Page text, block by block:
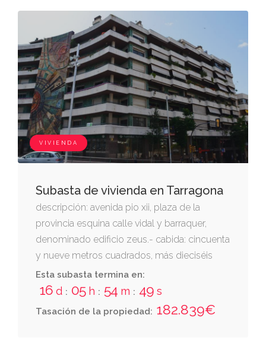
VIVIENDA
Subasta de vivienda en Tarragona
descripción: avenida pio xii, plaza de la
provincia esquina calle vidal y barraquer,
denominado edificio zeus.- cabida: cincuenta
y nueve metros cuadrados, más dieciséis
metros cuadrados de terraza y dos metros
cuadrados de partes comune
Esta subasta termina en:
16 d : 05 h : 54 m : 47 s
Tasación de la propiedad: 182.839€